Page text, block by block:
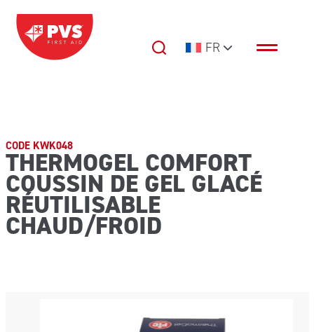
Passer au contenu
Navigation principale FR
CODE KWK048
THERMOGEL COMFORT
COUSSIN DE GEL GLACÉ
RÉUTILISABLE
CHAUD/FROID